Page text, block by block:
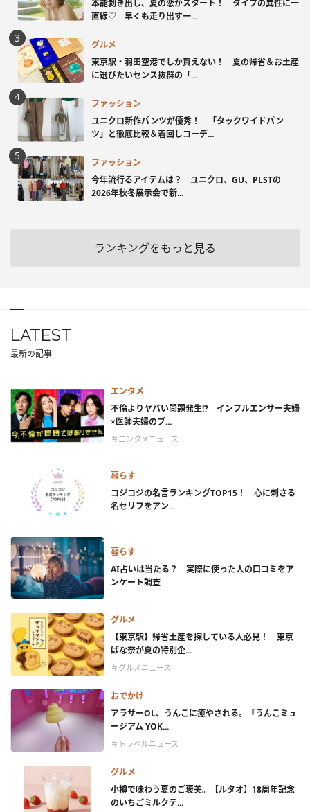
本能剥き出し、夏の恋がスタート！ タイプの異性に一
直線♡ 早くも走り出す一...
グルメ
東京駅・羽田空港でしか買えない！ 夏の帰省＆お土産
に選びたいセンス抜群の「...
ファッション
ユニクロ新作パンツが優秀！ 「タックワイドパン
ツ」と徹底比較＆着回しコーデ...
ファッション
今年流行るアイテムは？ ユニクロ、GU、PLSTの
2026年秋冬展示会で新...
ランキングをもっと見る
LATEST
最新の記事
エンタメ
不倫よりヤバい問題発生!? インフルエンサー夫婦
×医師夫婦のブ...
＃エンタメニュース
暮らす
コジコジの名言ランキングTOP15！ 心に刺さる
名セリフをアン...
暮らす
AI占いは当たる？ 実際に使った人の口コミをア
ンケート調査
グルメ
【東京駅】帰省土産を探している人必見！ 東京
ばな奈が夏の特別企...
＃グルメニュース
おでかけ
アラサーOL、うんこに癒やされる。『うんこミュ
ージアム YOK...
＃トラベルニュース
グルメ
小樽で味わう夏のご褒美。【ルタオ】18周年記念
のいちごミルクテ...